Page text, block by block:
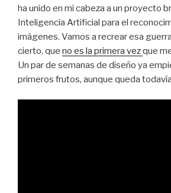
ha unido en mi cabeza a un proyecto
Inteligencia Artificial para el
imágenes. Vamos a recrear esa
cierto, que no es la primera vezque
Un par de semanas de diseño ya
primeros frutos, aunque queda